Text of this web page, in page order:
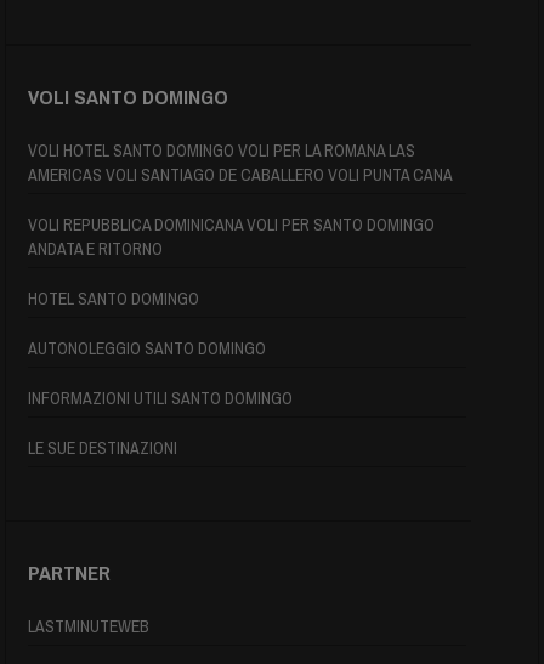
VOLI SANTO DOMINGO
VOLI HOTEL SANTO DOMINGO VOLI PER LA ROMANA LAS
AMERICAS VOLI SANTIAGO DE CABALLERO VOLI PUNTA CANA
VOLI REPUBBLICA DOMINICANA VOLI PER SANTO DOMINGO
ANDATA E RITORNO
HOTEL SANTO DOMINGO
AUTONOLEGGIO SANTO DOMINGO
INFORMAZIONI UTILI SANTO DOMINGO
LE SUE DESTINAZIONI
PARTNER
LASTMINUTEWEB